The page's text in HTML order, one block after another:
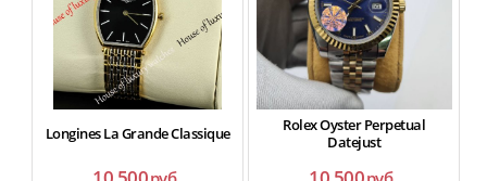
Longines La Grande Classique
Rolex Oyster Perpetual
Datejust